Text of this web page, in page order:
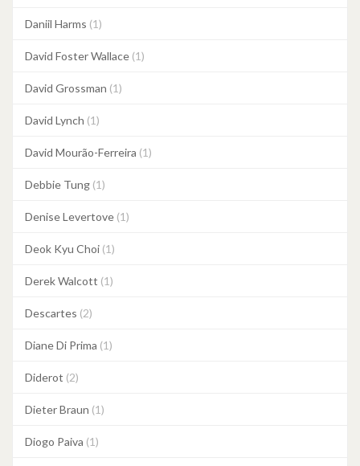
Daniil Harms (1)
David Foster Wallace (1)
David Grossman (1)
David Lynch (1)
David Mourão-Ferreira (1)
Debbie Tung (1)
Denise Levertove (1)
Deok Kyu Choi (1)
Derek Walcott (1)
Descartes (2)
Diane Di Prima (1)
Diderot (2)
Dieter Braun (1)
Diogo Paiva (1)